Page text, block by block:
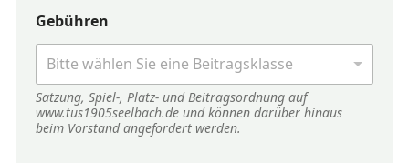
Gebühren
Bitte wählen Sie eine Beitragsklasse
Satzung, Spiel-, Platz- und Beitragsordnung auf
www.tus1905seelbach.de und können darüber hinaus
beim Vorstand angefordert werden.